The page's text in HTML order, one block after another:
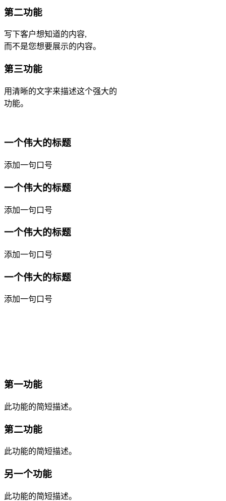
第二功能
写下客户想知道的内容,
而不是您想要展示的内容。
第三功能
用清晰的文字来描述这个强大的
功能。
一个伟大的标题
添加一句口号
一个伟大的标题
添加一句口号
一个伟大的标题
添加一句口号
一个伟大的标题
添加一句口号
第一功能
此功能的简短描述。
第二功能
此功能的简短描述。
另一个功能
此功能的简短描述。